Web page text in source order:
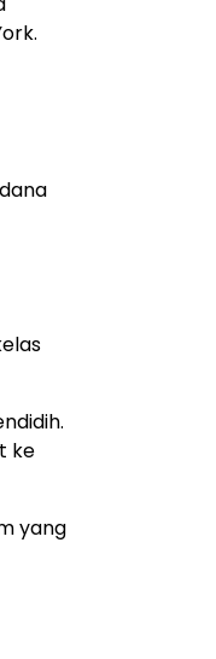
ke
yang